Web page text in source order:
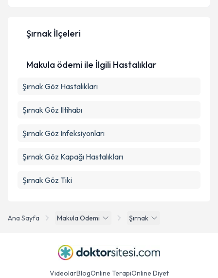
kapsamda işlenmesini kabul ediyorum.
Ana Sayfa Makula Odemi Şırnak
Şırnak İlçeleri
Makula ödemi ile İlgili Hastalıklar
Şırnak Göz Hastalıkları
Şırnak Göz Iltihabı
Şırnak Göz Infeksiyonları
Şırnak Göz Kapağı Hastalıkları
Şırnak Göz Tiki
VideolarBlogOnline TerapiOnline Diyet